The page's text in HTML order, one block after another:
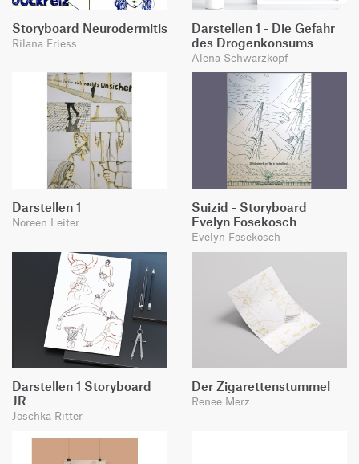
Storyboard Neurodermitis
Rilana Friess
Darstellen 1 - Die Gefahr
des Drogenkonsums
Alena Schwarzkopf
Darstellen 1
Noreen Leiter
Suizid - Storyboard
Evelyn Fosekosch
Evelyn Fosekosch
Darstellen 1 Storyboard
JR
Joschka Ritter
Der Zigarettenstummel
Renee Merz